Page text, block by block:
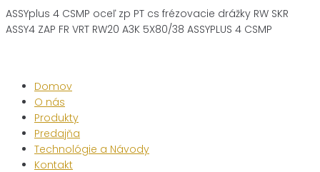
ASSYplus 4 CSMP oceľ zp PT cs frézovacie drážky RW SKR
ASSY4 ZAP FR VRT RW20 A3K 5X80/38 ASSYPLUS 4 CSMP
Domov
O nás
Produkty
Predajňa
Technológie a Návody
Kontakt